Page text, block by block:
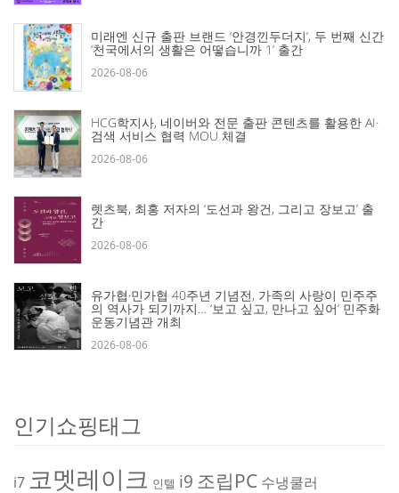
미래엔 신규 출판 브랜드 ‘안경낀두더지’, 두 번째 신간
‘천국에서의 생활은 어떻습니까 1’ 출간
2026-08-06
HCG학지사, 네이버와 전문 출판 콘텐츠를 활용한 AI·
검색 서비스 협력 MOU 체결
2026-08-06
렛츠북, 최홍 저자의 ‘도선과 왕건, 그리고 장보고’ 출
간
2026-08-06
유가협·민가협 40주년 기념전, 가족의 사랑이 민주주
의 역사가 되기까지… ‘보고 싶고, 만나고 싶어’ 민주화
운동기념관 개최
2026-08-06
인기쇼핑태그
i7 코멧레이크 인텔 i9 조립PC 수냉쿨러